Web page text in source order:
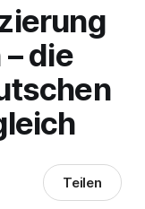
die
Teilen